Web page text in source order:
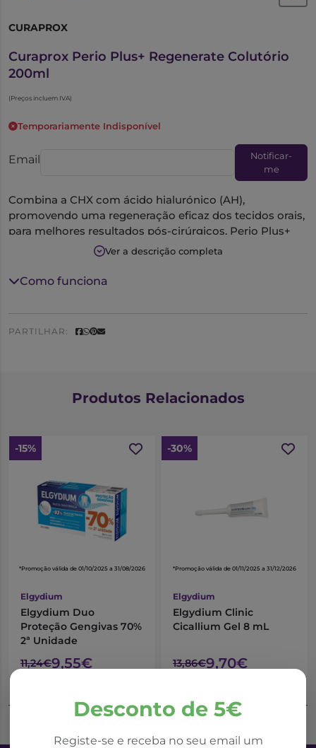
CURAPROX
Curaprox Perio Plus+ Regenerate Colutório
200ml
(Preços incluem IVA)
Temporariamente Indisponível
Email
Notificar-
me
Combina a CHX com ácido hialurónico (AH),
promovendo uma regeneração eficaz dos tecidos orais,
para melhores resultados pós-cirúrgicos. Perio Plus+
Regenerate ajuda a diminuir o período de recuperação.
Ver a descrição completa
Como funciona
PARTILHAR:
Desconto de 5€
Registe-se e receba no seu email um
Produtos Relacionados
-15%
*Promoção válida de 01/10/2025 a 31/08/2026
Elgydium
Elgydium Duo
Proteção Gengivas 70%
2ª Unidade
11,24€9,55€
-30%
*Promoção válida de 01/11/2025 a 31/12/2026
Elgydium
Elgydium Clinic
Cicallium Gel 8 mL
13,86€9,70€